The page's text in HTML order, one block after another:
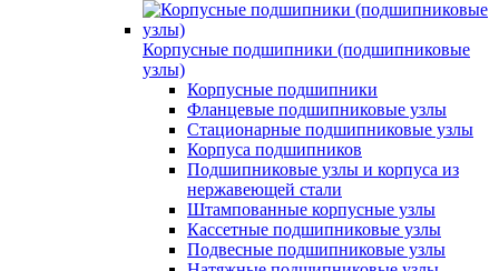
Корпусные подшипники (подшипниковые
узлы)
Корпусные подшипники
Фланцевые подшипниковые узлы
Стационарные подшипниковые узлы
Корпуса подшипников
Подшипниковые узлы и корпуса из
нержавеющей стали
Штампованные корпусные узлы
Кассетные подшипниковые узлы
Подвесные подшипниковые узлы